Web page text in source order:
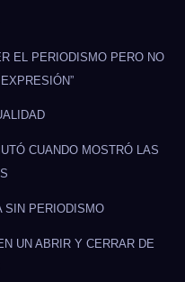
EL PERIODISMO PERO NO
CUANDO MOSTRÓ LAS
SIN PERIODISMO
UN ABRIR Y CERRAR DE